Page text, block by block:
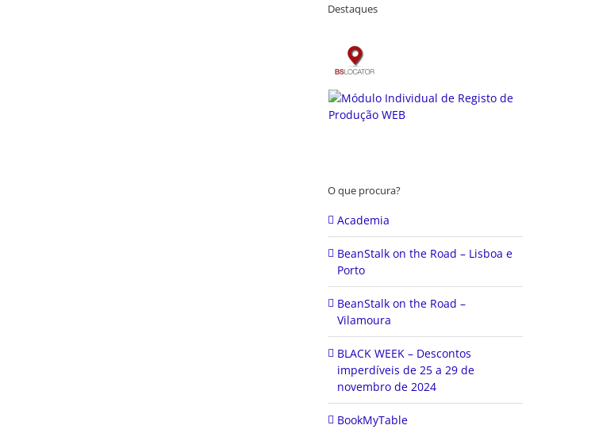
Destaques
O que procura?
Academia
BeanStalk on the Road – Lisboa e
Porto
BeanStalk on the Road –
Vilamoura
BLACK WEEK – Descontos
imperdíveis de 25 a 29 de
novembro de 2024
BookMyTable